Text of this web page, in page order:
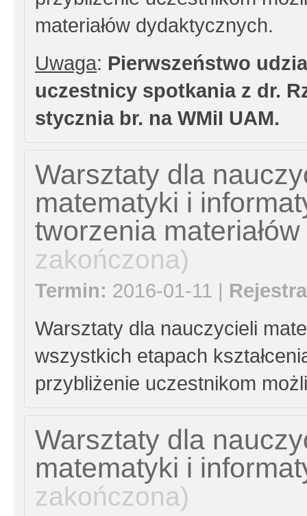
materiałów dydaktycznych.
Uwaga: Pierwszeństwo
uczestnicy spotkania z dr.
stycznia br. na WMiI UAM.
Warsztaty dla
matematyki i
tworzenia
zakończona)
Termin: 2016-01-11 |
Warsztaty dla nauczycieli
wszystkich etapach
przybliżenie uczestnikom
Warsztaty dla
matematyki i
zakończona)